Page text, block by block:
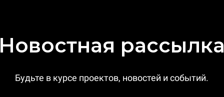
Новостная рассылка
Будьте в курсе проектов, новостей и событий.